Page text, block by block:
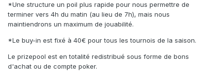
*Une structure un poil plus rapide pour nous permettre de
terminer vers 4h du matin (au lieu de 7h), mais nous
maintiendrons un maximum de jouabilité.
*Le buy-in est fixé à 40€ pour tous les tournois de la saison.
Le prizepool est en totalité redistribué sous forme de bons
d'achat ou de compte poker.